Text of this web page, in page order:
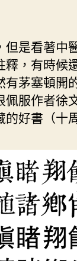
日
期
但是看著中
，有時候
有茅塞頓開
佩服作者徐
好書（十